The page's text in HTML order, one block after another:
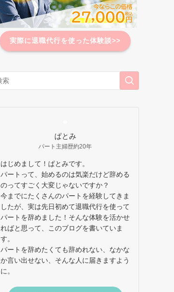
実際に退職代行を使った体験談>>
ぱとみ
パート主婦歴約20年
はじめまして！ぱとみです。
パートって、始めるのは気楽だけど辞める
のってすごく大変じゃないですか？
今までにたくさんのパートを経験してきま
したが、実は先日初めて退職代行を使って
パートを辞めました！そんな体験を活かせ
ればと思って、このブログを書いていま
す。
パートを辞めたくても辞めれない、なかな
か言い出せない、そんな人に届きますよう
に。